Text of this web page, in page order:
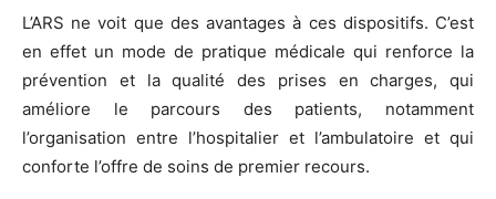
L’ARS ne voit que des avantages à ces dispositifs. C’est
en effet un mode de pratique médicale qui renforce la
prévention et la qualité des prises en charges, qui
améliore le parcours des patients, notamment
l’organisation entre l’hospitalier et l’ambulatoire et qui
conforte l’offre de soins de premier recours.